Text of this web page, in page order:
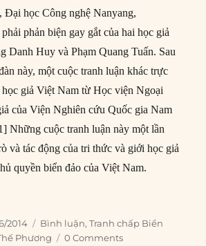
Đại học Công nghệ Nanyang,
phản biện gay gắt của hai học giả
Danh Huy và Phạm Quang Tuấn. Sau
này, một cuộc tranh luận khác trực
giả Việt Nam từ Học viện Ngoại
của Viện Nghiên cứu Quốc gia Nam
Những cuộc tranh luận này một lần
và tác động của tri thức và giới học giả
quyền biển đảo của Việt Nam.
thức: “Vũ khí” quan trọng trong tranh
2014 Categories
Bình luận,Tranh chấp Biển
Phương 0 Comments